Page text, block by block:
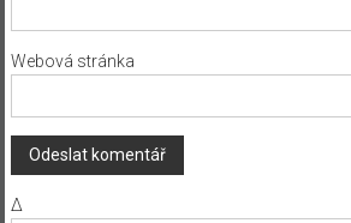
Webová stránka
Δ